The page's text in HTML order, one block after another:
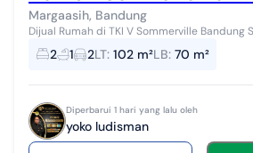
Margaasih, Bandung
Dijual Rumah di TKI V Sommerville Bandung Spesifikasi : - Luas
tanah 102 m2 (6 x 17) - Luas bangunan 100 m2 - Kamar tidur 2
Kamar mandi 1 - Su...
2 1 2LT: 102 m²LB: 70 m²
Diperbarui 1 hari yang lalu oleh
yoko ludisman